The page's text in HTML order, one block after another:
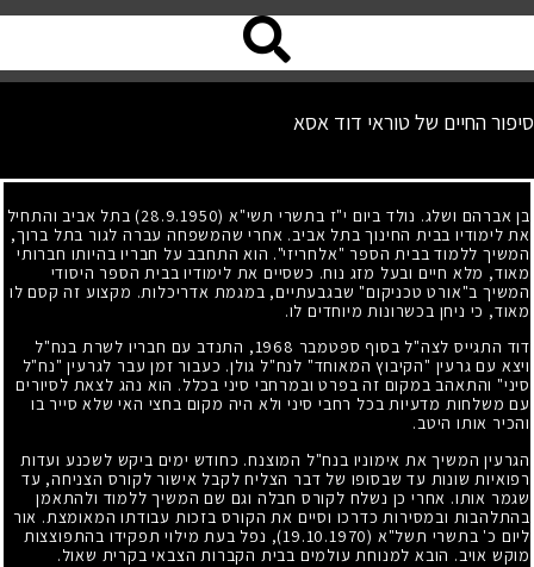
סיפור החיים של טוראי דוד אסא
בן אברהם ושלג. נולד ביום י"ז בתשרי תשי"א (28.9.1950)
בתל אביב והתחיל
את לימודיו בבית החינוך בתל אביב. אחרי שהמשפחה עברה לגור בתל ברוך,
המשיך ללמוד בבית הספר "אלחריזי". הוא התחבב על חבריו בהיותו חברותי
מאוד, מלא חיים ובעל מזג נוח. כשסיים את לימודיו בבית הספר היסודי
המשיך ב"אורט טכניקום" שבגבעתיים, במגמת אדריכלות. מקצוע זה קסם לו
מאוד, כי ניחן בכשרונות מיוחדים לו.
דוד התגייס לצה"ל בסוף ספטמבר 1968, התנדב עם חבריו לשרת בנח"ל
ויצא עם גרעין "הקיבוץ המאוחד" לנח"ל גולן. כעבור זמן עבר לגרעין "נח"ל
סיני" והתאהב במקום זה בפרט ובמרחבי סיני בכלל. הוא נהג לצאת לסיורים
עם משלחות מדעיות בכל רחבי סיני ולא היה מקום בחצי האי שלא סייר בו
והכיר אותו היטב.
הגרעין המשיך את אימוניו בנח"ל המוצנח. כחודש ימים ביקש לשכנע ועדות
רפואיות שונות עד שבסופו של דבר הצליח לקבל אישור לקורס הצניחה, עד
שגמר אותו. אחרי כן נשלח לקורס חבלה וגם שם המשיך ללמוד ולהתאמן
בהתלהבות ובמסירות כדרכו וסיים את הקורס בזכות עבודתו המאומצת. אור
ליום כ' בתשרי תשל"א (19.10.1970)
, נפל בעת מילוי תפקידו בהתפוצצות
מוקש אויב. הובא למנוחת עולמים בבית הקברות הצבאי בקרית שאול.